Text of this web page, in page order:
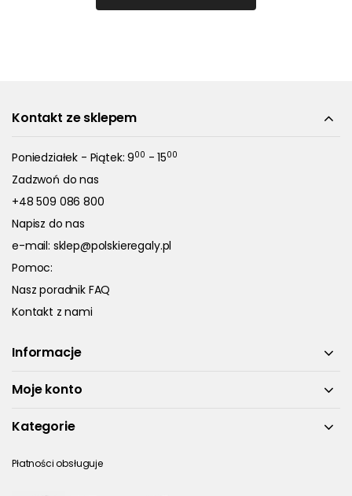
Kontakt ze sklepem
Poniedziałek - Piątek: 900 - 1500
Zadzwoń do nas
+48 509 086 800
Napisz do nas
e-mail: sklep@polskieregaly.pl
Pomoc:
Nasz poradnik FAQ
Kontakt z nami
Informacje
Moje konto
Kategorie
Płatności obsługuje